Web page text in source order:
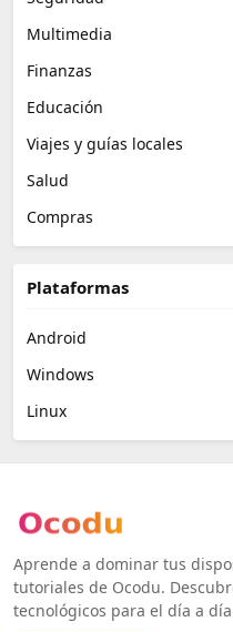
Multimedia
Finanzas
Educación
Viajes y guías locales
Salud
Compras
Plataformas
Android
Windows
Linux
Aprende a dominar tus
tutoriales de Ocodu.
tecnológicos para el día a